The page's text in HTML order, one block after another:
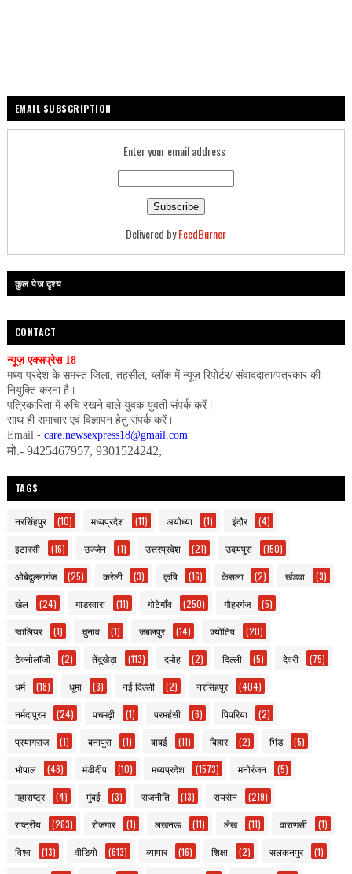
EMAIL SUBSCRIPTION
Enter your email address:
Delivered byFeedBurner
कुल पेज दृश्य
CONTACT
न्यूज़ एक्सप्रेस 18
मध्य प्रदेश के समस्त जिला, तहसील, ब्लॉक में न्यूज़ रिपोर्टर/ संवाददाता/पत्रकार की
नियुक्ति करना है।
पत्रिकारिता में रुचि रखने वाले युवक युवती संपर्क करें।
साथ ही समाचार एवं विज्ञापन हेतु संपर्क करें।
Email - care.newsexpress18@gmail.com
मो.- 9425467957, 9301524242,
TAGS
नरसिंहपुर (10) मध्यप्रदेश (11) अयोध्या (1) इंदौर (4)
इटारसी (16) उज्जैन (1) उत्तरप्रदेश (21) उदयपुरा (150)
ओबेदुल्लागंज (25) करेली (3) कृषि (16) केसला (2) खंडवा (3)
खेल (24) गाडरवारा (11) गोटेगाँव (250) गौहरगंज (5)
ग्वालियर (1) चुनाव (1) जबलपुर (14) ज्योतिष (20)
टेक्नोलॉजी (2) तेंदूखेड़ा (113) दमोह (2) दिल्ली (5) देवरी (75)
धर्म (18) धूमा (3) नई दिल्ली (2) नरसिंहपुर (404)
नर्मदापुरम (24) पचमढ़ी (1) परमहंसी (6) पिपरिया (2)
प्रयागराज (1) बनापुरा (1) बाबई (11) बिहार (2) भिंड (5)
भोपाल (46) मंडीदीप (10) मध्यप्रदेश (1573) मनोरंजन (5)
महाराष्ट्र (4) मुंबई (3) राजनीति (13) रायसेन (219)
राष्ट्रीय (263) रोजगार (1) लखनऊ (11) लेख (11) वाराणसी (1)
विश्व (13) वीडियो (613) व्यापार (16) शिक्षा (2) सलकनपुर (1)